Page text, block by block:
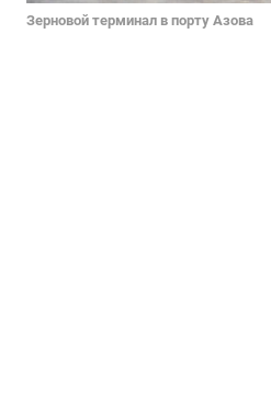
Зерновой терминал в порту Азова